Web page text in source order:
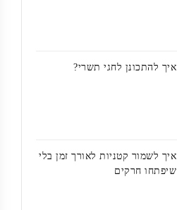
איך להתכונן לחגי תשרי?
איך לשמור קטניות לאורך זמן בלי
שיפתחו חרקים